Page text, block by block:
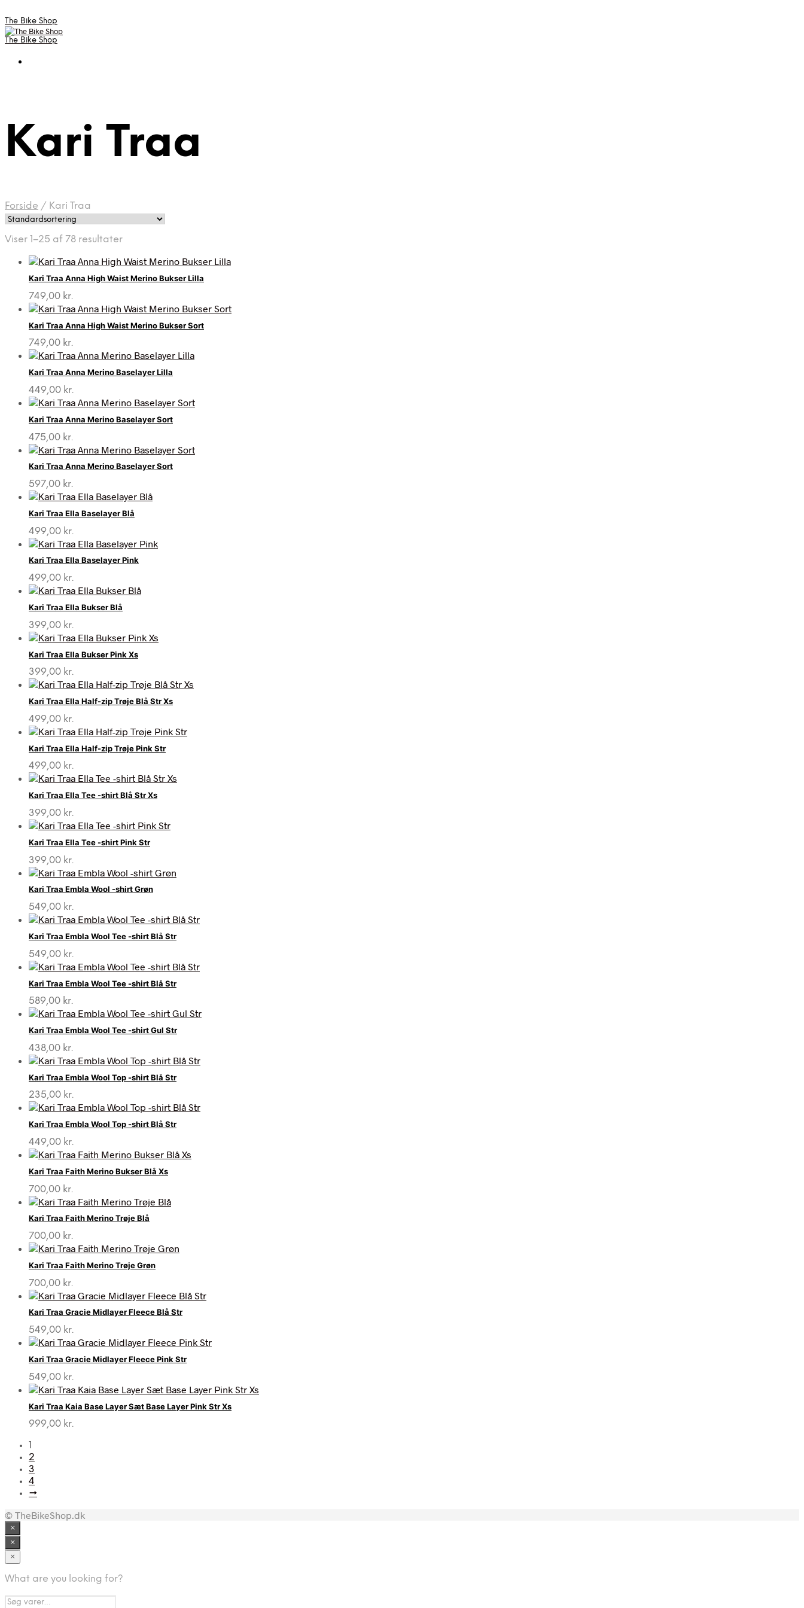
The Bike Shop
The Bike Shop
Kari Traa
Forside / Kari Traa
Viser 1–25 af 78 resultater
Kari Traa Anna High Waist Merino Bukser Lilla
749,00 kr.
Kari Traa Anna High Waist Merino Bukser Sort
749,00 kr.
Kari Traa Anna Merino Baselayer Lilla
449,00 kr.
Kari Traa Anna Merino Baselayer Sort
475,00 kr.
Kari Traa Anna Merino Baselayer Sort
597,00 kr.
Kari Traa Ella Baselayer Blå
499,00 kr.
Kari Traa Ella Baselayer Pink
499,00 kr.
Kari Traa Ella Bukser Blå
399,00 kr.
Kari Traa Ella Bukser Pink Xs
399,00 kr.
Kari Traa Ella Half-zip Trøje Blå Str Xs
499,00 kr.
Kari Traa Ella Half-zip Trøje Pink Str
499,00 kr.
Kari Traa Ella Tee -shirt Blå Str Xs
399,00 kr.
Kari Traa Ella Tee -shirt Pink Str
399,00 kr.
Kari Traa Embla Wool -shirt Grøn
549,00 kr.
Kari Traa Embla Wool Tee -shirt Blå Str
549,00 kr.
Kari Traa Embla Wool Tee -shirt Blå Str
589,00 kr.
Kari Traa Embla Wool Tee -shirt Gul Str
438,00 kr.
Kari Traa Embla Wool Top -shirt Blå Str
235,00 kr.
Kari Traa Embla Wool Top -shirt Blå Str
449,00 kr.
Kari Traa Faith Merino Bukser Blå Xs
700,00 kr.
Kari Traa Faith Merino Trøje Blå
700,00 kr.
Kari Traa Faith Merino Trøje Grøn
700,00 kr.
Kari Traa Gracie Midlayer Fleece Blå Str
549,00 kr.
Kari Traa Gracie Midlayer Fleece Pink Str
549,00 kr.
Kari Traa Kaia Base Layer Sæt Base Layer Pink Str Xs
999,00 kr.
1
2
3
4
→
© TheBikeShop.dk
×
×
×
What are you looking for?